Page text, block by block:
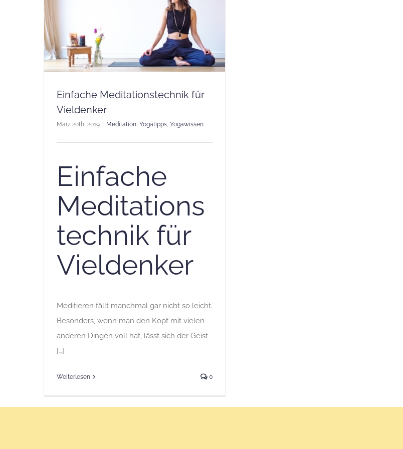
Einfache Meditationstechnik für
Vieldenker
März 20th, 2019 Meditation, Yogatipps, Yogawissen
Einfache
Meditations
technik für
Vieldenker
Meditieren fällt manchmal gar nicht so leicht.
Besonders, wenn man den Kopf mit vielen
anderen Dingen voll hat, lässt sich der Geist
[…]
Weiterlesen 0